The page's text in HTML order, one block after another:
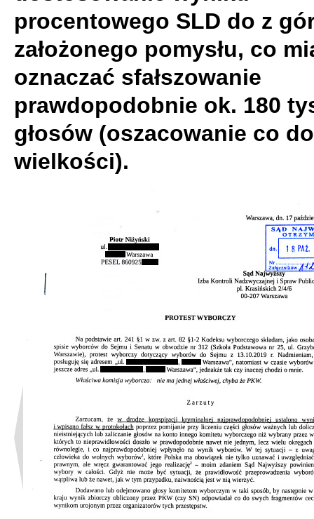
procentowego SLD do z
założonego pomysłu, co
oznaczać sfałszowanie
prawdopodobnie ok. 180
głosów (oszacowanie co
wielkości).